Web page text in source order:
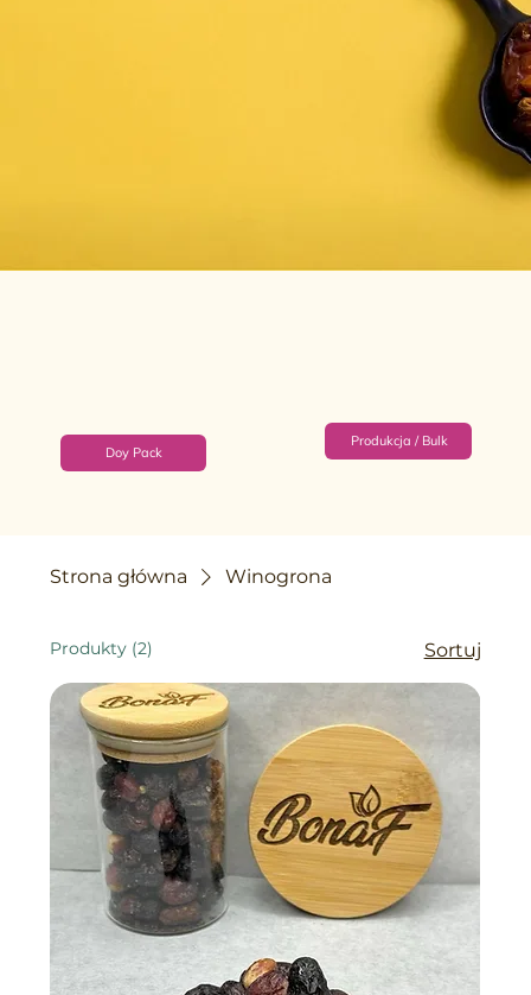
Doy Pack
Produkcja / Bulk
Strona główna Winogrona
Produkty (2) Sortuj